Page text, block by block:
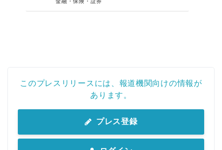
このプレスリリースには、報道機関向けの情報が
あります。
プレス登録